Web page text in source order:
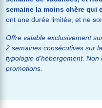
semaine la moins chère qui
ont une durée limitée, et ne
Offre valable exclusivement
2 semaines consécutives sur
typologie d'hébergement.
promotions.